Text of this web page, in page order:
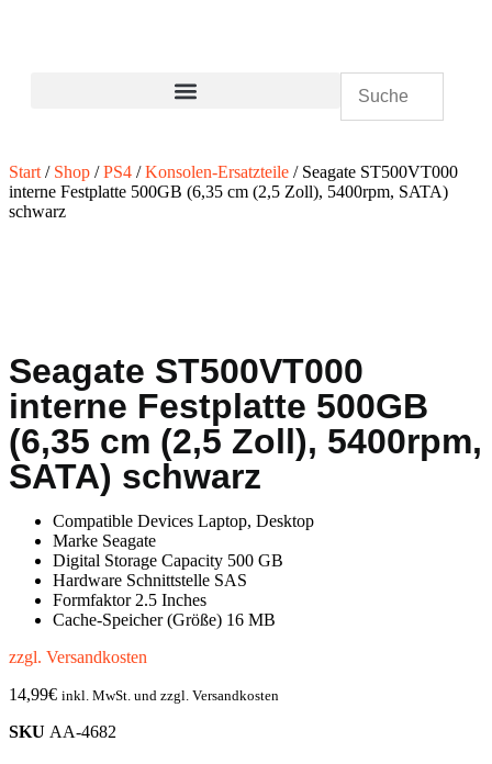
Start / Shop /PS4 /Konsolen-Ersatzteile / Seagate ST500VT000
interne Festplatte 500GB (6,35 cm (2,5 Zoll), 5400rpm, SATA)
schwarz
Seagate ST500VT000
interne Festplatte 500GB
(6,35 cm (2,5 Zoll), 5400rpm,
SATA) schwarz
Compatible Devices Laptop, Desktop
Marke Seagate
Digital Storage Capacity 500 GB
Hardware Schnittstelle SAS
Formfaktor 2.5 Inches
Cache-Speicher (Größe) 16 MB
zzgl. Versandkosten
14,99€ inkl. MwSt. und zzgl. Versandkosten
SKU AA-4682